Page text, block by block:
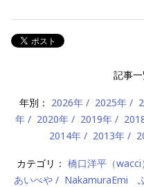
記事一
年別： 2026年 2025年
年
2020年 2019年
2014年
2013年
カテゴリ： 橋口洋平（wacci
あいべや
NakamuraEmi